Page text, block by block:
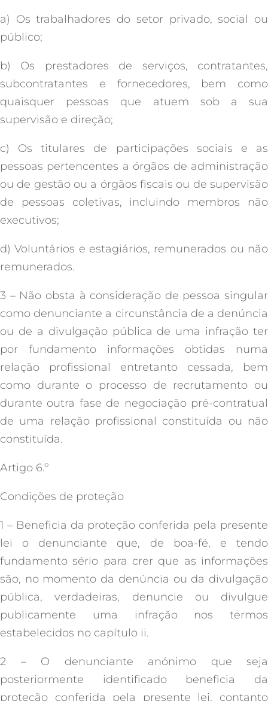
a) Os trabalhadores do setor privado, social ou
público;
b) Os prestadores de serviços, contratantes,
subcontratantes e fornecedores, bem como
quaisquer pessoas que atuem sob a sua
supervisão e direção;
c) Os titulares de participações sociais e as
pessoas pertencentes a órgãos de administração
ou de gestão ou a órgãos fiscais ou de supervisão
de pessoas coletivas, incluindo membros não
executivos;
d) Voluntários e estagiários, remunerados ou não
remunerados.
3 – Não obsta à consideração de pessoa singular
como denunciante a circunstância de a denúncia
ou de a divulgação pública de uma infração ter
por fundamento informações obtidas numa
relação profissional entretanto cessada, bem
como durante o processo de recrutamento ou
durante outra fase de negociação pré-contratual
de uma relação profissional constituída ou não
constituída.
Artigo 6.º
Condições de proteção
1 – Beneficia da proteção conferida pela presente
lei o denunciante que, de boa-fé, e tendo
fundamento sério para crer que as informações
são, no momento da denúncia ou da divulgação
pública, verdadeiras, denuncie ou divulgue
publicamente uma infração nos termos
estabelecidos no capítulo ii.
2 – O denunciante anónimo que seja
posteriormente identificado beneficia da
proteção conferida pela presente lei, contanto